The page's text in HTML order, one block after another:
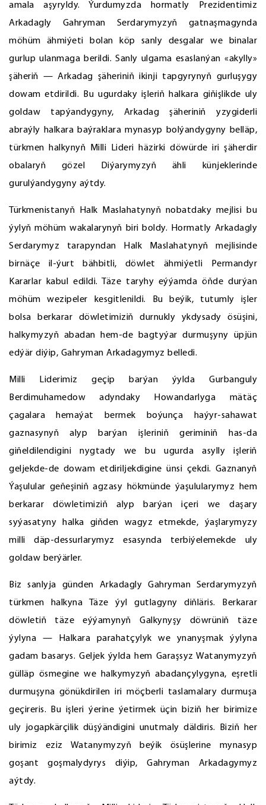
amala aşyryldy. Ýurdumyzda hormatly Prezidentimiz
Arkadagly Gahryman Serdarymyzyň gatnaşmagynda
möhüm ähmiýeti bolan köp sanly desgalar we binalar
gurlup ulanmaga berildi. Sanly ulgama esaslanýan «akylly»
şäheriň — Arkadag şäheriniň ikinji tapgyrynyň gurluşygy
dowam etdirildi. Bu ugurdaky işleriň halkara giňişlikde uly
goldaw tapýandygyny, Arkadag şäheriniň yzygiderli
abraýly halkara baýraklara mynasyp bolýandygyny belläp,
türkmen halkynyň Milli Lideri häzirki döwürde iri şäherdir
obalaryň gözel Diýarymyzyň ähli künjeklerinde
gurulýandygyny aýtdy.
Türkmenistanyň Halk Maslahatynyň nobatdaky mejlisi bu
ýylyň möhüm wakalarynyň biri boldy. Hormatly Arkadagly
Serdarymyz tarapyndan Halk Maslahatynyň mejlisinde
birnäçe il-ýurt bähbitli, döwlet ähmiýetli Permandyr
Kararlar kabul edildi. Täze taryhy eýýamda öňde durýan
möhüm wezipeler kesgitlenildi. Bu beýik, tutumly işler
bolsa berkarar döwletimiziň durnukly ykdysady ösüşini,
halkymyzyň abadan hem-de bagtyýar durmuşyny üpjün
edýär diýip, Gahryman Arkadagymyz belledi.
Milli Liderimiz geçip barýan ýylda Gurbanguly
Berdimuhamedow adyndaky Howandarlyga mätäç
çagalara hemaýat bermek boýunça haýyr-sahawat
gaznasynyň alyp barýan işleriniň geriminiň has-da
giňeldilendigini nygtady we bu ugurda asylly işleriň
geljekde-de dowam etdiriljekdigine ünsi çekdi. Gaznanyň
Ýaşulular geňeşiniň agzasy hökmünde ýaşulularymyz hem
berkarar döwletimiziň alyp barýan içeri we daşary
syýasatyny halka giňden wagyz etmekde, ýaşlarymyzy
milli däp-dessurlarymyz esasynda terbiýelemekde uly
goldaw berýärler.
Biz sanlyja günden Arkadagly Gahryman Serdarymyzyň
türkmen halkyna Täze ýyl gutlagyny diňläris. Berkarar
döwletiň täze eýýamynyň Galkynyşy döwrüniň täze
ýylyna — Halkara parahatçylyk we ynanyşmak ýylyna
gadam basarys. Geljek ýylda hem Garaşsyz Watanymyzyň
gülläp ösmegine we halkymyzyň abadançylygyna, eşretli
durmuşyna gönükdirilen iri möçberli taslamalary durmuşa
geçireris. Bu işleri ýerine ýetirmek üçin biziň her birimize
uly jogapkärçilik düşýändigini unutmaly däldiris. Biziň her
birimiz eziz Watanymyzyň beýik ösüşlerine mynasyp
goşant goşmalydyrys diýip, Gahryman Arkadagymyz
aýtdy.